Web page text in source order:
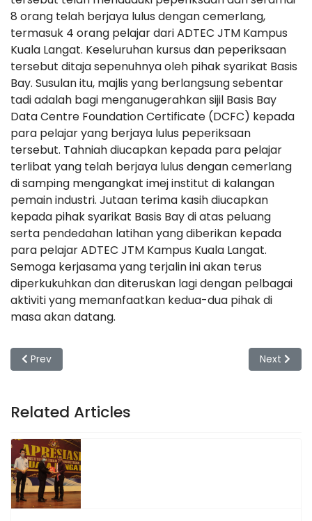
8 orang telah berjaya lulus dengan cemerlang,
termasuk 4 orang pelajar dari ADTEC JTM Kampus
Kuala Langat. Keseluruhan kursus dan peperiksaan
tersebut ditaja sepenuhnya oleh pihak syarikat Basis
Bay. Susulan itu, majlis yang berlangsung sebentar
tadi adalah bagi menganugerahkan sijil Basis Bay
Data Centre Foundation Certificate (DCFC) kepada
para pelajar yang berjaya lulus peperiksaan
tersebut. Tahniah diucapkan kepada para pelajar
terlibat yang telah berjaya lulus dengan cemerlang
di samping mengangkat imej institut di kalangan
pemain industri. Jutaan terima kasih diucapkan
kepada pihak syarikat Basis Bay di atas peluang
serta pendedahan latihan yang diberikan kepada
para pelajar ADTEC JTM Kampus Kuala Langat.
Semoga kerjasama yang terjalin ini akan terus
diperkukuhkan dan diteruskan lagi dengan pelbagai
aktiviti yang memanfaatkan kedua-dua pihak di
masa akan datang.
Previous article: Sesi Taklimat “Introduction to GIFT:
Prev Next
Next
Related Articles